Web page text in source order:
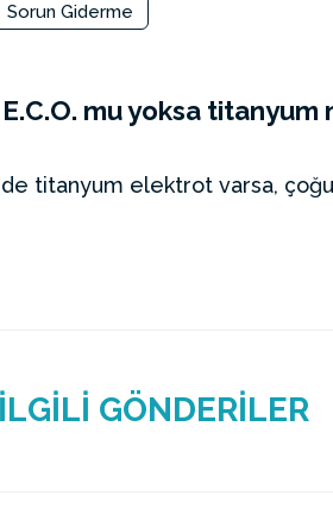
Sorun Giderme
mu yoksa
titanyum elektrot varsa,
İLGILI GÖNDERILER